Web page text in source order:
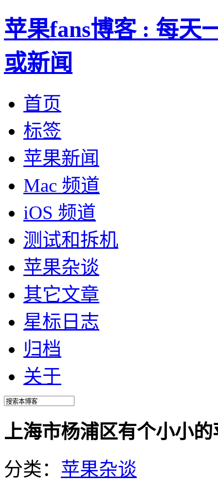
苹果fans博客 : 每天
或新闻
首页
标签
苹果新闻
Mac 频道
iOS 频道
测试和拆机
苹果杂谈
其它文章
星标日志
归档
关于
上海市杨浦区有个小小
分类： 苹果杂谈